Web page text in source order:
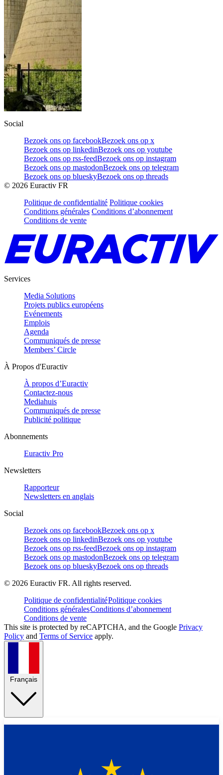
Social
Bezoek ons op facebookBezoek ons op x
Bezoek ons op linkedinBezoek ons op youtube
Bezoek ons op rss-feedBezoek ons op instagram
Bezoek ons op mastodonBezoek ons op telegram
Bezoek ons op blueskyBezoek ons op threads
© 2026 Euractiv FR
Politique de confidentialité Politique cookies
Conditions générales Conditions d’abonnement
Conditions de vente
Services
Media Solutions
Projets publics européens
Evénements
Emplois
Agenda
Communiqués de presse
Members’ Circle
À Propos d'Euractiv
À propos d’Euractiv
Contactez-nous
Mediahuis
Communiqués de presse
Publicité politique
Abonnements
Euractiv Pro
Newsletters
Rapporteur
Newsletters en anglais
Social
Bezoek ons op facebookBezoek ons op x
Bezoek ons op linkedinBezoek ons op youtube
Bezoek ons op rss-feedBezoek ons op instagram
Bezoek ons op mastodonBezoek ons op telegram
Bezoek ons op blueskyBezoek ons op threads
© 2026 Euractiv FR. All rights reserved.
Politique de confidentialitéPolitique cookies
Conditions généralesConditions d’abonnement
Conditions de vente
This site is protected by reCAPTCHA, and the Google Privacy
Policy and Terms of Service apply.
Français